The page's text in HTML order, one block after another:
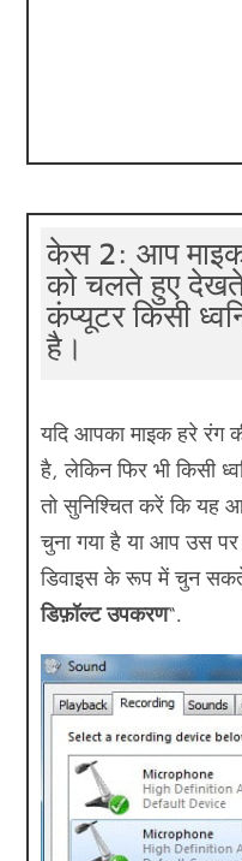
केस 2: आप माइक
को चलते हुए
कंप्यूटर किसी
है।
यदि आपका माइक हरे रंग
है, लेकिन फिर भी किसी
तो सुनिश्चित करें कि यह
चुना गया है या आप उस
डिवाइस के रूप में चुन
डिफ़ॉल्ट उपकरण“.